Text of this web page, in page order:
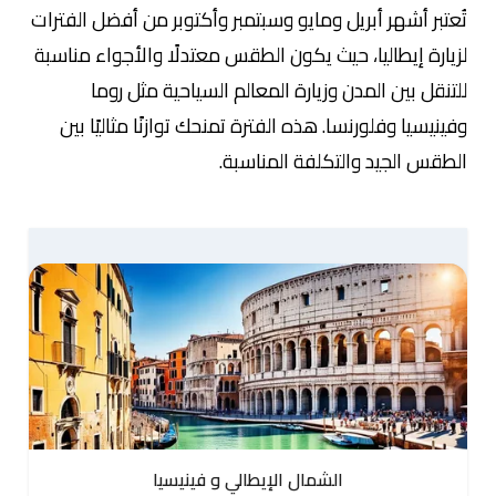
تُعتبر أشهر أبريل ومايو وسبتمبر وأكتوبر من أفضل الفترات
لزيارة إيطاليا، حيث يكون الطقس معتدلًا والأجواء مناسبة
للتنقل بين المدن وزيارة المعالم السياحية مثل روما
وفينيسيا وفلورنسا. هذه الفترة تمنحك توازنًا مثاليًا بين
الطقس الجيد والتكلفة المناسبة.
الشمال الإيطالي و فينيسيا